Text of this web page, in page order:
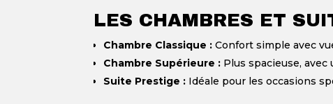
LES CHAMBRES ET
Chambre Classique : Confort simple avec
Chambre Supérieure : Plus spacieuse,
Suite Prestige : Idéale pour les occasions